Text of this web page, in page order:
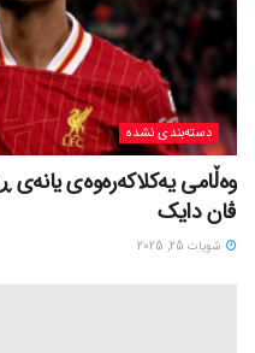
دسته‌بندی نشده
وەڵامی یەکلاکەرەوەی
ڤان دایک
شوبات 25, 2025